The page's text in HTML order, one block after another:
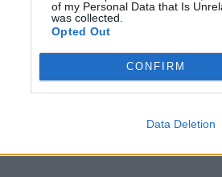
of my Personal Data that Is
was collected.
Opted Out
CONFIRM
Data Deletion
neve mint lehetséges oktatási miniszter,